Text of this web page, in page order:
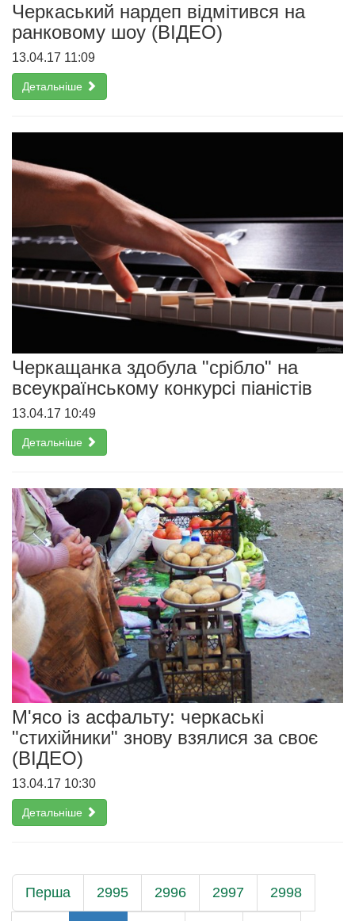
Черкаський нардеп відмітився на
ранковому шоу (ВІДЕО)
13.04.17 11:09
Детальніше
Черкащанка здобула "срібло" на
всеукраїнському конкурсі піаністів
13.04.17 10:49
Детальніше
М'ясо із асфальту: черкаські
"стихійники" знову взялися за своє
(ВІДЕО)
13.04.17 10:30
Детальніше
Перша 2995 2996 2997 2998